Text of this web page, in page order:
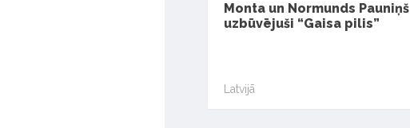
Monta un Normunds Pauniņš
uzbūvējuši “Gaisa pilis”
Latvijā